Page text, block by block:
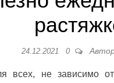
24.12.2021 0
всех, не зависимо